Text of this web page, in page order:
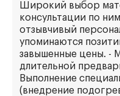
Широкий выбор
консультации по
отзывчивый
упоминаются
завышенные цены. -
длительной
Выполнение
(внедрение